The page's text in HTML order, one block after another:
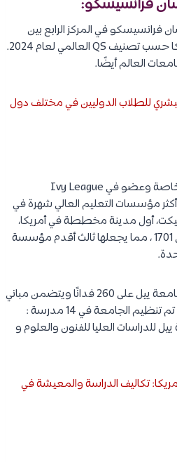
فرانسيسكو في المركز الرابع بين
أفضل جامعات الطب في أمريكا حسب تصنيف QS العالمي لعام 2024.
العالم أيضًا.
للطلاب الدوليين في مختلف دول
جامعة ييل هي جامعة بحثية خاصة وعضو في Ivy League
مؤسسات التعليم العالي شهرة في
أول مدينة مخططة في أمريكا،
أسسها الإنجليز المتشددون في 1701 ، مما يجعلها ثالث أقدم مؤسسة
يمتد الحرم الجامعي المركزي لجامعة ييل على 260 فدانًا ويتضمن مباني
من منتصف القرن الثامن عشر. تم تنظيم الجامعة في 14 مدرسة :
ييل للدراسات العليا للفنون والعلوم و
تكاليف الدراسة والمعيشة في